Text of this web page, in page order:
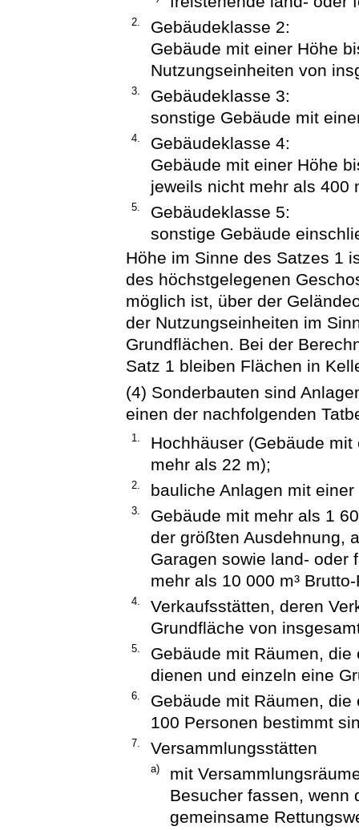
2.
Gebäudeklasse 2:
Gebäude mit einer Höhe
Nutzungseinheiten von
3.
Gebäudeklasse 3:
sonstige Gebäude mit
4.
Gebäudeklasse 4:
Gebäude mit einer Höhe
jeweils nicht mehr als 400
5.
Gebäudeklasse 5:
sonstige Gebäude
Höhe im Sinne des Satzes 1
des höchstgelegenen
möglich ist, über der
der Nutzungseinheiten im
Grundflächen. Bei der
Satz 1 bleiben Flächen in
(4) Sonderbauten sind
einen der nachfolgenden
1.
Hochhäuser (Gebäude
mehr als 22 m);
2. bauliche Anlagen mit
3.
Gebäude mit mehr als 1
der größten Ausdehnung,
Garagen sowie land- oder
mehr als 10 000 m³
4.
Verkaufsstätten, deren
Grundfläche von
5.
Gebäude mit Räumen,
dienen und einzeln eine
6.
Gebäude mit Räumen,
100 Personen bestimmt
7. Versammlungsstätten
a)
mit
Besucher fassen, wenn
gemeinsame